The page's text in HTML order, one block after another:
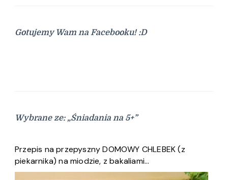
Gotujemy Wam na Facebooku! :D
Wybrane ze: „Śniadania na 5+”
Przepis na przepyszny DOMOWY CHLEBEK (z
piekarnika) na miodzie, z bakaliami…